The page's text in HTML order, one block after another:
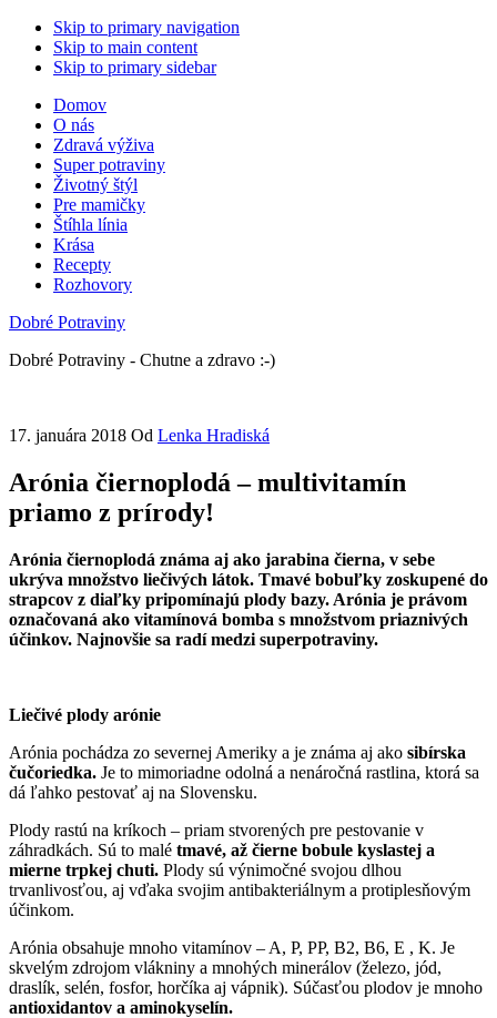
Skip to primary navigation
Skip to main content
Skip to primary sidebar
Domov
O nás
Zdravá výživa
Super potraviny
Životný štýl
Pre mamičky
Štíhla línia
Krása
Recepty
Rozhovory
Dobré Potraviny
Dobré Potraviny - Chutne a zdravo :-)
17. januára 2018 Od Lenka Hradiská
Arónia čiernoplodá – multivitamín
priamo z prírody!
Arónia čiernoplodá známa aj ako jarabina čierna, v sebe
ukrýva množstvo liečivých látok. Tmavé bobuľky zoskupené do
strapcov z diaľky pripomínajú plody bazy. Arónia je právom
označovaná ako vitamínová bomba s množstvom priaznivých
účinkov. Najnovšie sa radí medzi superpotraviny.
Liečivé plody arónie
Arónia pochádza zo severnej Ameriky a je známa aj ako sibírska
čučoriedka. Je to mimoriadne odolná a nenáročná rastlina, ktorá sa
dá ľahko pestovať aj na Slovensku.
Plody rastú na kríkoch – priam stvorených pre pestovanie v
záhradkách. Sú to malé tmavé, až čierne bobule kyslastej a
mierne trpkej chuti. Plody sú výnimočné svojou dlhou
trvanlivosťou, aj vďaka svojim antibakteriálnym a protiplesňovým
účinkom.
Arónia obsahuje mnoho vitamínov – A, P, PP, B2, B6, E , K. Je
skvelým zdrojom vlákniny a mnohých minerálov (železo, jód,
draslík, selén, fosfor, horčíka aj vápnik). Súčasťou plodov je mnoho
antioxidantov a aminokyselín.